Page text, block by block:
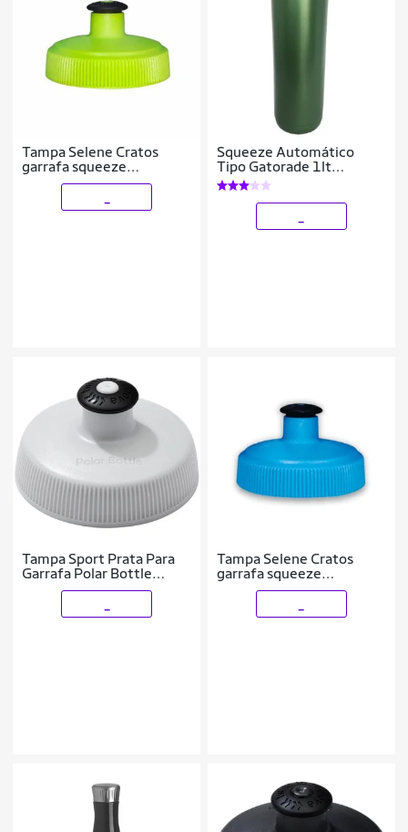
Tampa Selene Cratos
garrafa squeeze
caramanholas
Squeeze Automático
Tipo Gatorade 1lt
Rythmoon s/ logo
Branco/Laranja
Tampa Sport Prata Para
Garrafa Polar Bottle
Caramanhola
Tampa Selene Cratos
garrafa squeeze
caramanholas